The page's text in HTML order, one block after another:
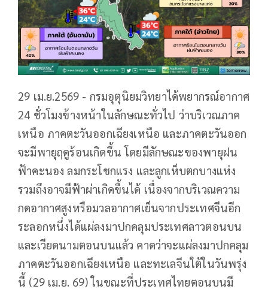
29 เม.ย.2569 - กรมอุตุนิยมวิทยาได้พยากรณ์อากาศ
24 ชั่วโมงข้างหน้าในลักษณะทั่วไป ว่าบริเวณภาค
เหนือ ภาคตะวันออกเฉียงเหนือ และภาคตะวันออก
จะมีพายุฤดูร้อนเกิดขึ้น โดยมีลักษณะของพายุฝน
ฟ้าคะนอง ลมกระโชกแรง และลูกเห็บตกบางแห่ง
รวมถึงอาจมีฟ้าผ่าเกิดขึ้นได้ เนื่องจากบริเวณความ
กดอากาศสูงหรือมวลอากาศเย็นจากประเทศจีนอีก
ระลอกหนึ่งได้แผ่ลงมาปกคลุมประเทศลาวตอนบน
และเวียดนามตอนบนแล้ว คาดว่าจะแผ่ลงมาปกคลุม
ภาคตะวันออกเฉียงเหนือ และทะเลจีนใต้ในวันพรุ่ง
นี้ (29 เม.ย. 69) ในขณะที่ประเทศไทยตอนบนมี